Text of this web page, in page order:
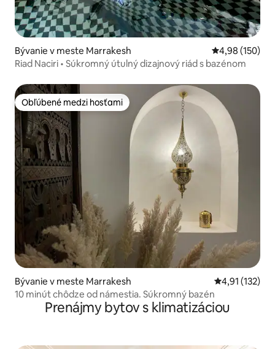
Bývanie v meste Marrakesh Priemerné
4,98 (150)
Riad Naciri • Súkromný útulný dizajnový riád s bazénom
Obľúbené medzi hosťami
Obľúbené medzi hosťami
Bývanie v meste Marrakesh Priemerné
4,91 (132)
10 minút chôdze od námestia. Súkromný bazén
Prenájmy bytov s klimatizáciou